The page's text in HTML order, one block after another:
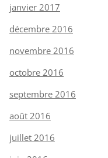
janvier 2017
décembre 2016
novembre 2016
octobre 2016
septembre 2016
août 2016
juillet 2016